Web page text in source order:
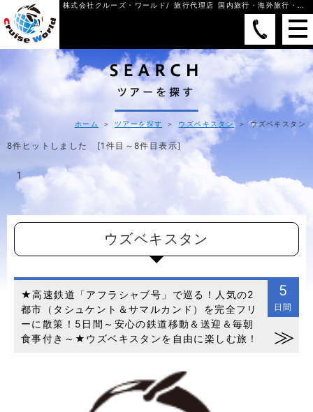
株式会社クルーズ・ワールド / 旅行代理店 国内旅行・海外旅行・格安旅行
ホーム ＞ ツアーを探す ＞ ウズベキスタン＞ ウズベキスタン
8件ヒットしました [1件目～8件目表示]
1
ウズベキスタン
5
日間
★高速鉄道「アフラシャブ号」で巡る！人気の2
都市（タシュケント＆サマルカンド）を完全フリ
ーに散策！5日間～安心の鉄道移動＆送迎＆毎朝
食事付き～★ウズベキスタンを自由に楽しむ旅！